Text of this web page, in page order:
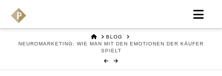
HOMEBLOG
NEUROMARKETING: WIE MAN MIT DEN EMOTIONEN DER KÄUFER
SPIELT